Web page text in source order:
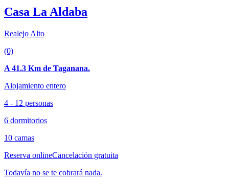
Casa La Aldaba
Realejo Alto
(0)
A 41.3 Km de Taganana.
Alojamiento entero
4 - 12 personas
6 dormitorios
10 camas
Reserva onlineCancelación gratuita
Todavía no se te cobrará nada.